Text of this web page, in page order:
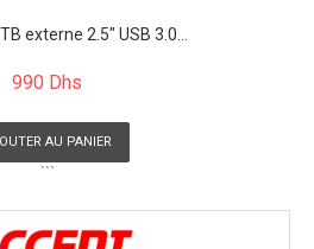
externe 2.5" USB 3.0...
990 Dhs
AU PANIER
```